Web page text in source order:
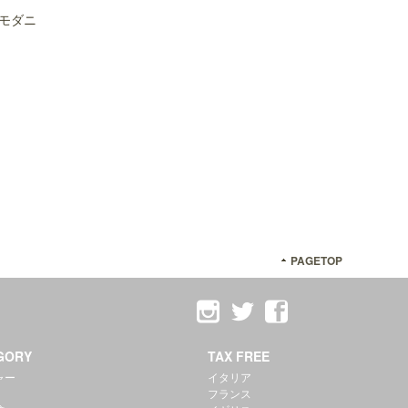
ダニ
PAGETOP
ー
TAX FREE
イタリア
フランス